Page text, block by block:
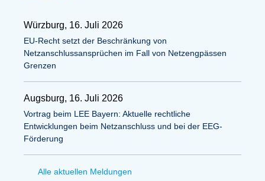
Würzburg, 16. Juli 2026
EU-Recht setzt der Beschränkung von
Netzanschlussansprüchen im Fall von Netzengpässen
Grenzen
Augsburg, 16. Juli 2026
Vortrag beim LEE Bayern: Aktuelle rechtliche
Entwicklungen beim Netzanschluss und bei der EEG-
Förderung
Alle aktuellen Meldungen